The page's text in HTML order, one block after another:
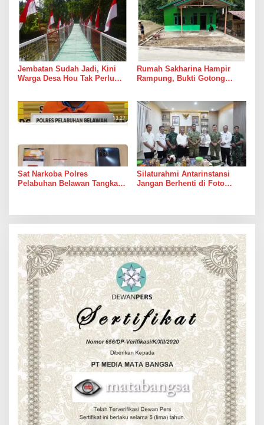
Jembatan Sudah Jadi, Kini
Warga Desa Hou Tak Perlu
Rumah Sakharina Hampir
Rampung, Bukti Gotong
Sat Narkoba Polres
Pelabuhan Belawan Tangkap
Silaturahmi Antarinstansi
Jangan Berhenti di Foto